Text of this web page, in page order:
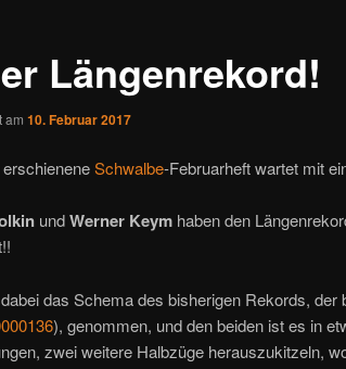
Längenrekord!
am 10. Februar 2017
Schwalbe-Februarheft wartet mit
undWerner Keymhaben den
das Schema des bisherigen Rekords, der
), genommen, und den beiden ist es in
zwei weitere Halbzüge herauszukitzeln,